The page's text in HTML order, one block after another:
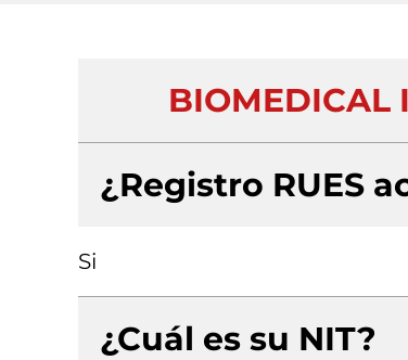
BIOMEDICAL
¿Registro RUES
Si
¿Cuál es su NIT?